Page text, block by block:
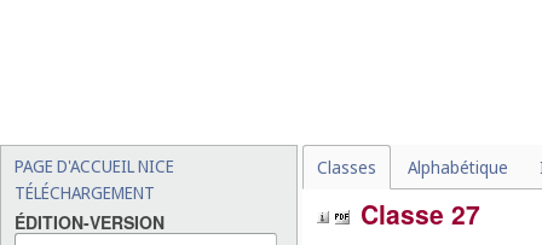
PAGE D'ACCUEIL NICE
TÉLÉCHARGEMENT
ÉDITION-VERSION
Classes Alphabétique
Classe 27